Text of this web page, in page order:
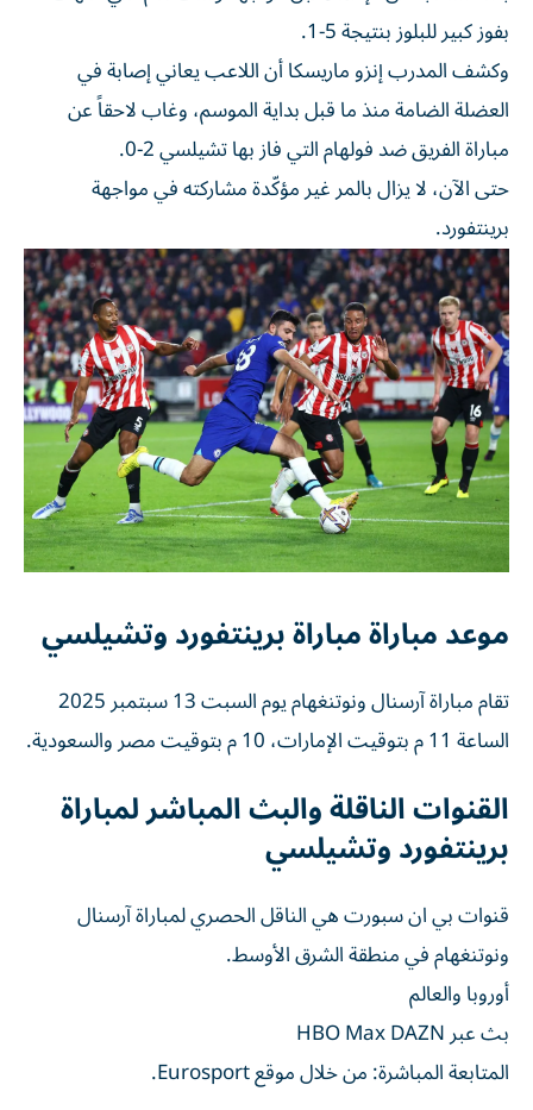
بفوز كبير للبلوز بنتيجة 5-1.
وكشف المدرب إنزو ماريسكا أن اللاعب يعاني إصابة في
العضلة الضامة منذ ما قبل بداية الموسم، وغاب لاحقاً عن
مباراة الفريق ضد فولهام التي فاز بها تشيلسي 2-0.
حتى الآن، لا يزال بالمر غير مؤكّدة مشاركته في مواجهة
برينتفورد.
موعد مباراة مباراة برينتفورد وتشيلسي
تقام مباراة آرسنال ونوتنغهام يوم السبت 13 سبتمبر 2025
الساعة 11 م بتوقيت الإمارات، 10 م بتوقيت مصر والسعودية.
القنوات الناقلة والبث المباشر لمباراة
برينتفورد وتشيلسي
قنوات بي ان سبورت هي الناقل الحصري لمباراة آرسنال
ونوتنغهام في منطقة الشرق الأوسط.
أوروبا والعالم
بث عبر HBO Max DAZN
المتابعة المباشرة: من خلال موقع Eurosport.